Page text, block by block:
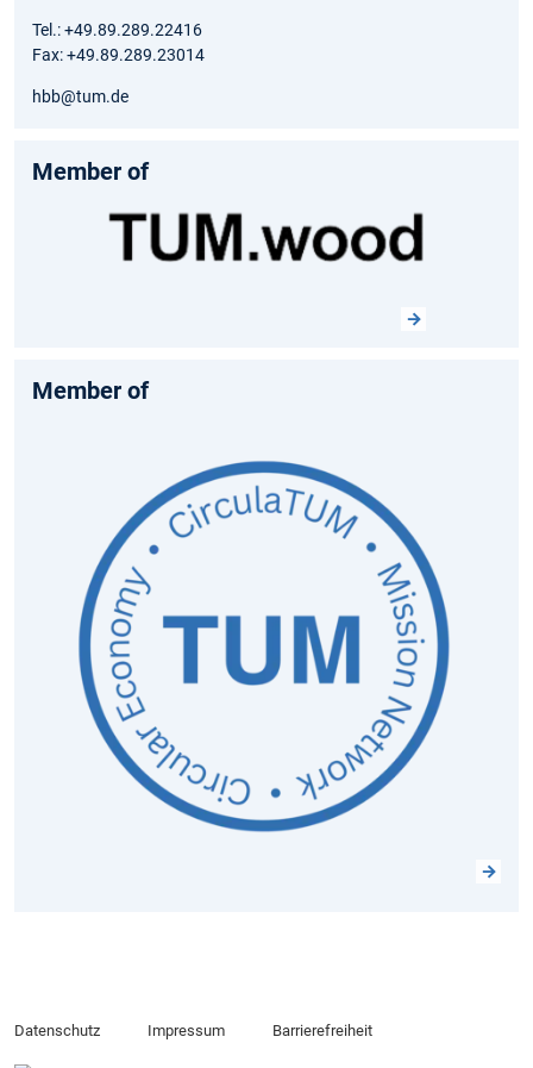
Tel.: +49.89.289.22416
Fax: +49.89.289.23014
hbb@tum.de
Member of
Member of
Datenschutz Impressum Barrierefreiheit